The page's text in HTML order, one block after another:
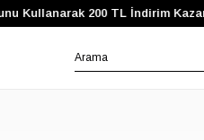
Kullanarak 200 TL İndirim Kazan